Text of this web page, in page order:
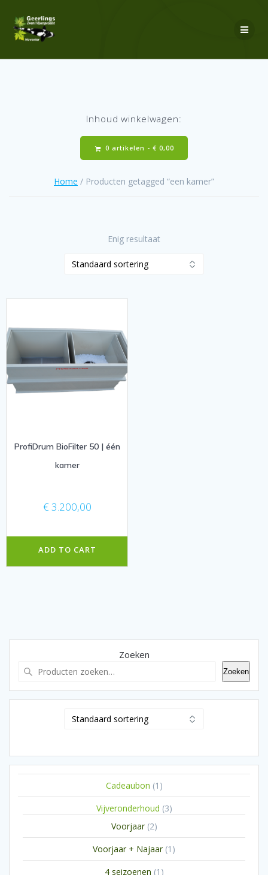
Inhoud winkelwagen:
0 artikelen - € 0,00
Home / Producten getagged “een kamer”
Enig resultaat
ProfiDrum BioFilter 50 | één
kamer
€ 3.200,00
ADD TO CART
Zoeken
Zoeken
Cadeaubon 1 1
product
Vijveronderhoud 33
Voorjaar 22
producten
Voorjaar + Najaar 1 1
product
4 seizoenen 1 1